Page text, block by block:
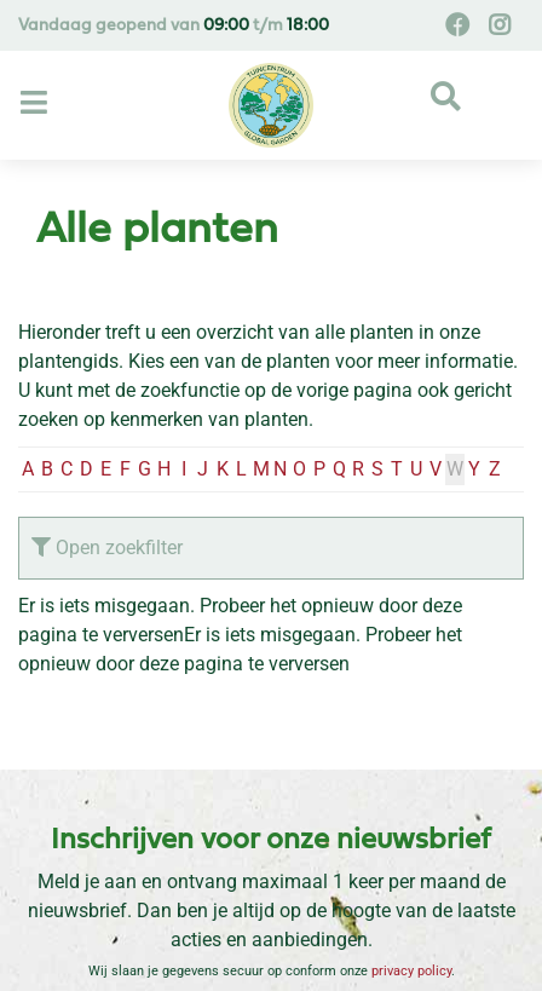
Vandaag geopend van 09:00 t/m 18:00
Alle planten
Hieronder treft u een overzicht van alle planten in onze
plantengids. Kies een van de planten voor meer informatie.
U kunt met de zoekfunctie op de vorige pagina ook gericht
zoeken op kenmerken van planten.
A B C D E F G H I J K L M N O P Q R S T U V W Y Z
Open zoekfilter
Er is iets misgegaan. Probeer het opnieuw door deze
pagina te verversenEr is iets misgegaan. Probeer het
opnieuw door deze pagina te verversen
Inschrijven voor onze nieuwsbrief
Meld je aan en ontvang maximaal 1 keer per maand de
nieuwsbrief. Dan ben je altijd op de hoogte van de laatste
acties en aanbiedingen.
Wij slaan je gegevens secuur op conform onze privacy policy.